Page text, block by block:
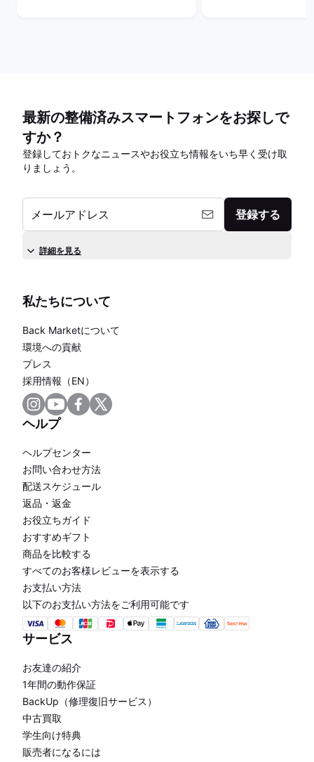
最新の整備済みスマートフォンをお探しで
すか？
登録しておトクなニュースやお役立ち情報をいち早く受け取
りましょう。
メールアドレス 登録する
詳細を見る
私たちについて
Back Marketについて
環境への貢献
プレス
採用情報（EN）
ヘルプ
ヘルプセンター
お問い合わせ方法
配送スケジュール
返品・返金
お役立ちガイド
おすすめギフト
商品を比較する
すべてのお客様レビューを表示する
お支払い方法
以下のお支払い方法をご利用可能です
サービス
お友達の紹介
1年間の動作保証
BackUp（修理復旧サービス）
中古買取
学生向け特典
販売者になるには